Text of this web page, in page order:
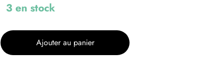
3 en stock
Ajouter au panier